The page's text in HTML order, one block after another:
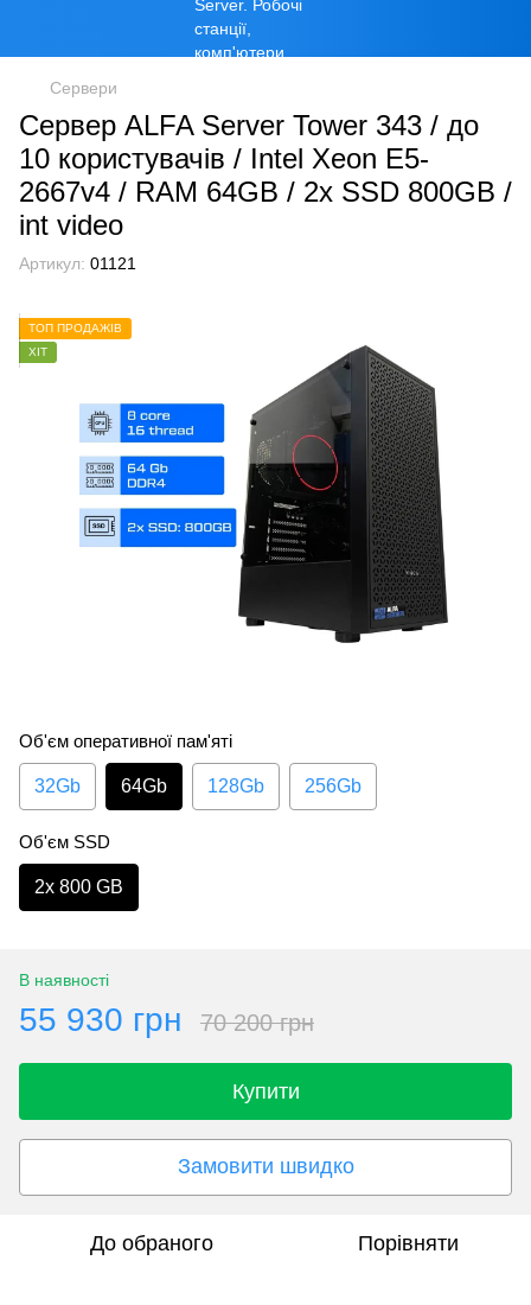
Сервери
Сервер ALFA Server Tower 343 / до
10 користувачів / Intel Xeon E5-
2667v4 / RAM 64GB / 2x SSD 800GB /
int video
Артикул: 01121
ТОП ПРОДАЖІВ
ХІТ
Об'єм оперативної пам'яті
32Gb 64Gb 128Gb 256Gb
Об'єм SSD
2х 800 GB
В наявності
55 930 грн 70 200 грн
Купити
Замовити швидко
До обраного Порівняти